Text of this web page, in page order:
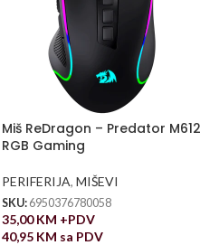
Miš ReDragon – Predator M612
RGB Gaming
PERIFERIJA, MIŠEVI
SKU: 6950376780058
35,00KM +PDV
40,95 KM sa PDV